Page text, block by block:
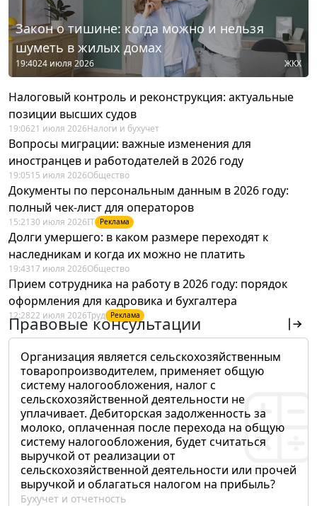
Закон о тишине: когда можно и нельзя
шуметь в жилых домах
19:4024 июля 2026 ЖКХ
Налоговый контроль и реконструкция: актуальные
позиции высших судов
19:0621 июля 2026Налоги и бухучет
Вопросы миграции: важные изменения для
иностранцев и работодателей в 2026 году
19:0515 июля 2026Общество
Документы по персональным данным в 2026 году:
полный чек-лист для операторов
15:21 30 июля 2026IT Реклама
Долги умершего: в каком размере переходят к
наследникам и когда их можно не платить
19:4317 июля 2026Общество
Прием сотрудника на работу в 2026 году: порядок
оформления для кадровика и бухгалтера
12:2822 июля 2026Труд Реклама
Правовые консультации
Организация является сельскохозяйственным
товаропроизводителем, применяет общую
систему налогообложения, налог с
сельскохозяйственной деятельности не
уплачивает. Дебиторская задолженность за
молоко, оплаченная после перехода на общую
систему налогообложения, будет считаться
выручкой от реализации от
сельскохозяйственной деятельности или прочей
выручкой и облагаться налогом на прибыль?
Бухучет и отчетность